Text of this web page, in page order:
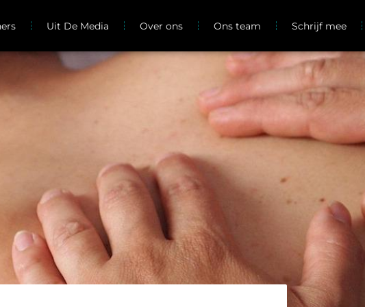
Uit De Media Over ons Ons team Schrijf mee